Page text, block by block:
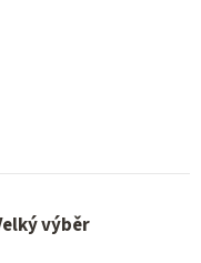
výběr